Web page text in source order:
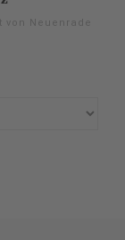
von Neuenrade